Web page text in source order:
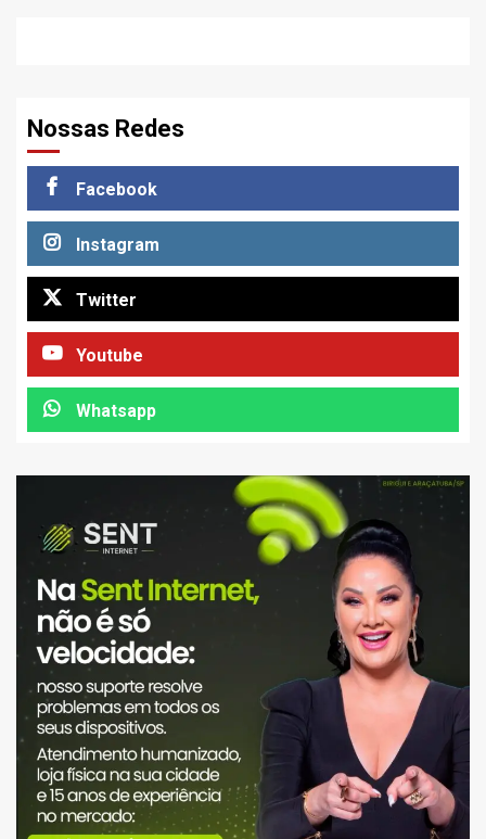
Nossas Redes
Facebook
Instagram
Twitter
Youtube
Whatsapp